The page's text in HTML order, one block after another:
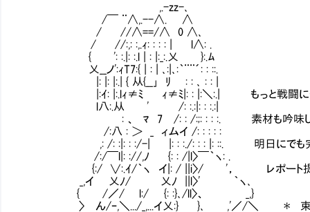
,.-zz-､
/￣ ¨∧,.--∧. ∧
/ //∧==/∧ 0 ∧､
/ //:,: :,.ｨ: : : : | l∧: .
{ ': :.|: :.l | : |:_:.乂 }:.ﾑ
乂__ノ':ｨT7:{ | : | ､:|､:｀¨¨´: : ::.
|: |: |:.| { 从{__｣ ﾘ Ⅵ: : ､ : : |
|:ｲ: |:.lｨ≠ﾐ ｨ≠ﾐ|: : |:＼:.| もっと戦闘に適した
l八:.从 ' /: :.:|: : :.:|
Ⅵ : 、 ﾏ 7 /: : /:;: : : :. 素材も吟味しなきゃ！ う
/:八 : ＞ _ ィムイ /: : : : :
,: /: :|: : :/-| |: : :./: : : |: ::. 明日にでも完成させ
/:/￣l|: ://,ﾉ {: : /|l〉￣｀ヽ: .
{:/ ∨:.ｲ/｀ヽ イ|: / ||i〉/ '， レポート提出す
_,イ 乂ﾉ/ 乂ﾉ ||l〉' ｀ヽ､
{ /／/ l:/ {: :}､/ll〉、 _,}
〉 ん/ｰ,＼.../_,...イ乂:} }､ ,'／/＼ ＊ 束さんがガン